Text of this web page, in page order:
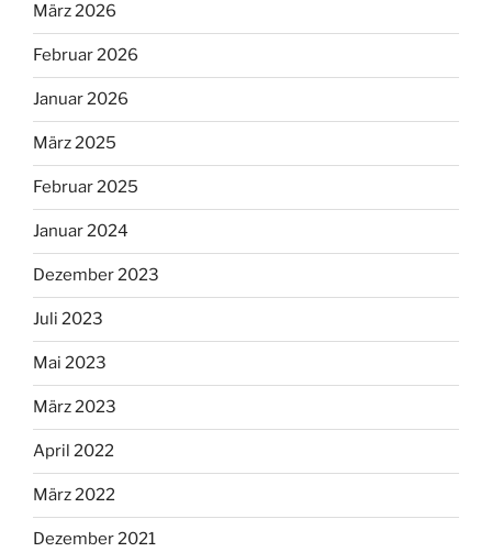
März 2026
Februar 2026
Januar 2026
März 2025
Februar 2025
Januar 2024
Dezember 2023
Juli 2023
Mai 2023
März 2023
April 2022
März 2022
Dezember 2021